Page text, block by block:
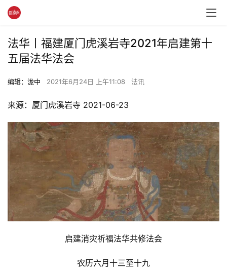
法华丨福建厦门虎溪岩寺2021年启建第十
五届法华法会
编辑：泷中 2021年6月24日 上午11:08 法讯
来源：厦门虎溪岩寺 2021-06-23
启建消灾祈福法华共修法会
农历六月十三至十九